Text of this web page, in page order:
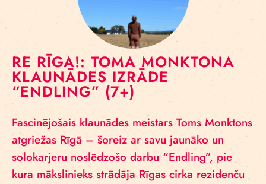
RE RĪGA!: TOMA MONKTONA
KLAUNĀDES IZRĀDE
“ENDLING” (7+)
Fascinējošais klaunādes meistars Toms Monktons
atgriežas Rīgā – šoreiz ar savu jaunāko un
solokarjeru noslēdzošo darbu “Endling”, pie
kura mākslinieks strādāja Rīgas cirka rezidenču